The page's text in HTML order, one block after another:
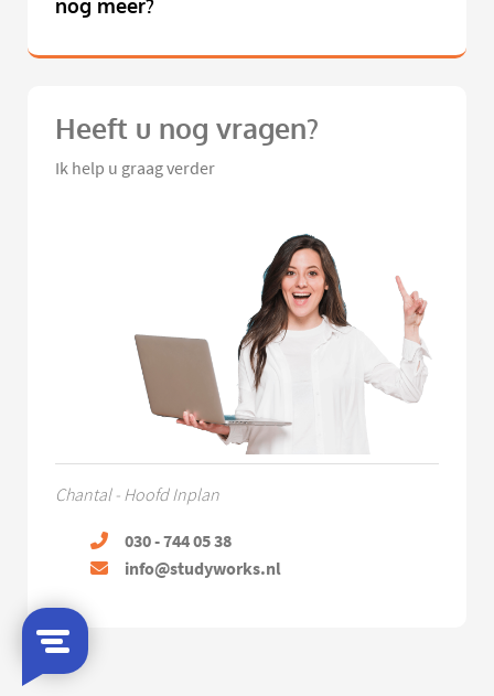
nog meer?
Heeft u nog vragen?
Ik help u graag verder
Chantal - Hoofd Inplan
030 - 744 05 38
info@studyworks.nl